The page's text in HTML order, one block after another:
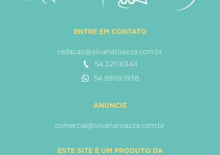
ENTRE EM CONTATO
redacao@silvanatoazza.com.br
54 3211.6344
54 99119.1938
ANUNCIE
comercial@silvanatoazza.com.br
ESTE SITE É UM PRODUTO DA